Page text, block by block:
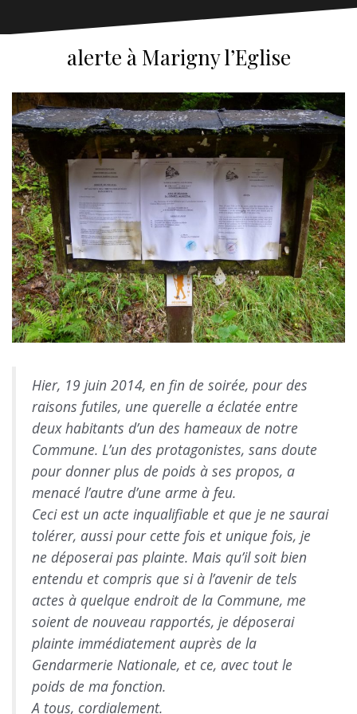
alerte à Marigny l’Eglise
Hier, 19 juin 2014, en fin de soirée, pour des
raisons futiles, une querelle a éclatée entre
deux habitants d’un des hameaux de notre
Commune. L’un des protagonistes, sans doute
pour donner plus de poids à ses propos, a
menacé l’autre d’une arme à feu.
Ceci est un acte inqualifiable et que je ne saurai
tolérer, aussi pour cette fois et unique fois, je
ne déposerai pas plainte. Mais qu’il soit bien
entendu et compris que si à l’avenir de tels
actes à quelque endroit de la Commune, me
soient de nouveau rapportés, je déposerai
plainte immédiatement auprès de la
Gendarmerie Nationale, et ce, avec tout le
poids de ma fonction.
A tous, cordialement.